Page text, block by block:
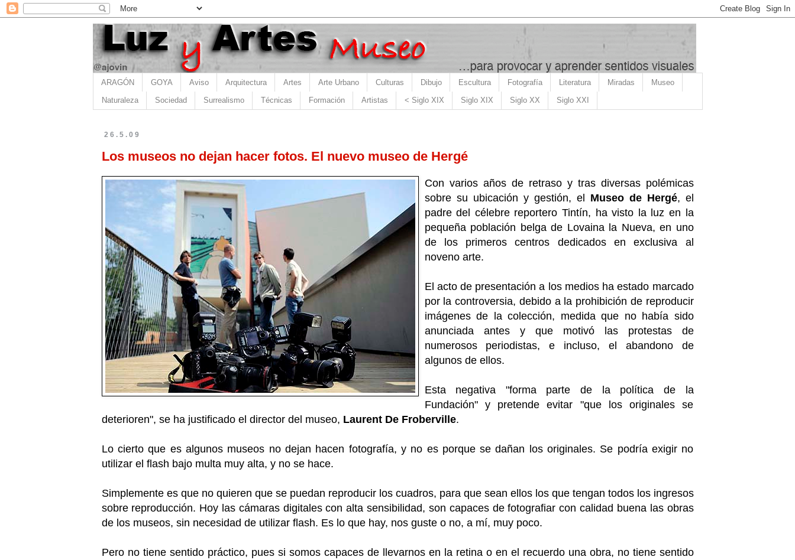
ARAGÓN GOYA Aviso Arquitectura Artes Arte Urbano Culturas Dibujo Escultura Fotografía Literatura Miradas Museo
Naturaleza Sociedad Surrealismo Técnicas Formación Artistas < Siglo XIX Siglo XIX Siglo XX Siglo XXI
26.5.09
Los museos no dejan hacer fotos. El nuevo museo de Hergé
Con varios años de retraso y tras diversas polémicas
sobre su ubicación y gestión, el Museo de Hergé, el
padre del célebre reportero Tintín, ha visto la luz en la
pequeña población belga de Lovaina la Nueva, en uno
de los primeros centros dedicados en exclusiva al
noveno arte.
El acto de presentación a los medios ha estado marcado
por la controversia, debido a la prohibición de reproducir
imágenes de la colección, medida que no había sido
anunciada antes y que motivó las protestas de
numerosos periodistas, e incluso, el abandono de
algunos de ellos.
Esta negativa "forma parte de la política de la
Fundación" y pretende evitar "que los originales se
deterioren", se ha justificado el director del museo, Laurent De Froberville.
Lo cierto que es algunos museos no dejan hacen fotografía, y no es porque se dañan los originales. Se podría exigir no
utilizar el flash bajo multa muy alta, y no se hace.
Simplemente es que no quieren que se puedan reproducir los cuadros, para que sean ellos los que tengan todos los ingresos
sobre reproducción. Hoy las cámaras digitales con alta sensibilidad, son capaces de fotografiar con calidad buena las obras
de los museos, sin necesidad de utilizar flash. Es lo que hay, nos guste o no, a mí, muy poco.
Pero no tiene sentido práctico, pues si somos capaces de llevarnos en la retina o en el recuerdo una obra, no tiene sentido